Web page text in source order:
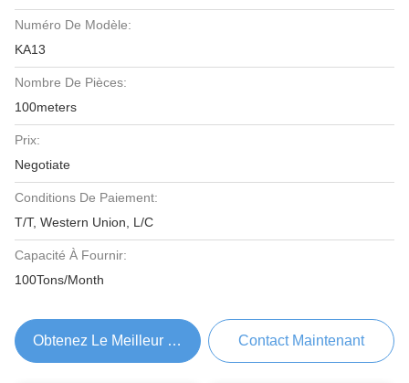
Numéro De Modèle:
KA13
Nombre De Pièces:
100meters
Prix:
Negotiate
Conditions De Paiement:
T/T, Western Union, L/C
Capacité À Fournir:
100Tons/Month
Obtenez Le Meilleur Prix Contact Maintenant